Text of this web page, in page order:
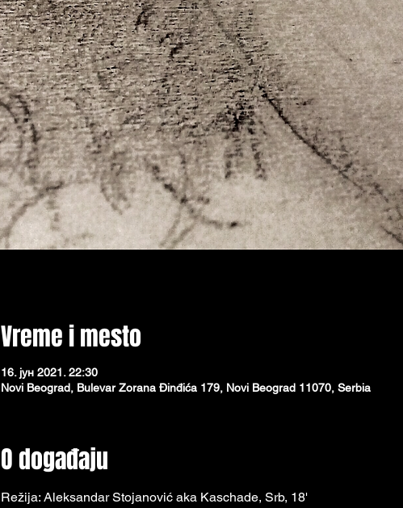
Vreme i mesto
16. јун 2021. 22:30
Novi Beograd, Bulevar Zorana Đinđića 179, Novi Beograd 11070, Serbia
O događaju
Režija: Aleksandar Stojanović aka Кaschade, Srb, 18'